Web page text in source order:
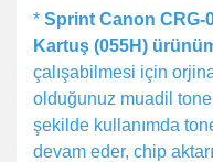
* Sprint Canon CRG-
Kartuş (055H)
çalışabilmesi için
olduğunuz muadil
şekilde kullanımda
devam eder, chip